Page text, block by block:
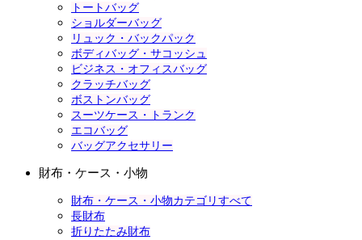
トートバッグ
ショルダーバッグ
リュック・バックパック
ボディバッグ・サコッシュ
ビジネス・オフィスバッグ
クラッチバッグ
ボストンバッグ
スーツケース・トランク
エコバッグ
バッグアクセサリー
財布・ケース・小物
財布・ケース・小物カテゴリすべて
長財布
折りたたみ財布